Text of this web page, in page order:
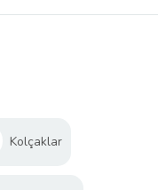
Kolçaklar